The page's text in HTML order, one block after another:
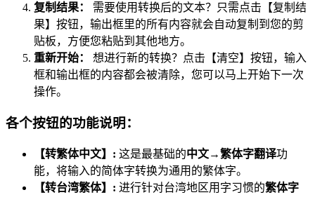
复制结果：
需要使用转换后的文本？只需点击【复制结
果】按钮，输出框里的所有内容就会自动复制到您的剪
贴板，方便您粘贴到其他地方。
重新开始：
想进行新的转换？点击【清空】按钮，输入
框和输出框的内容都会被清除，您可以马上开始下一次
操作。
各个按钮的功能说明：
【转繁体中文】: 这是最基础的中文→繁体字翻译功
能，将输入的简体字转换为通用的繁体字。
【转台湾繁体】: 进行针对台湾地区用字习惯的繁体字